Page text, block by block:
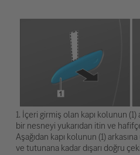
1. İçeri girmiş olan kapı kolunun
bir nesneyi yukarıdan itin ve
Aşağıdan kapı kolunun (1)
ve tutunana kadar dışarı doğru